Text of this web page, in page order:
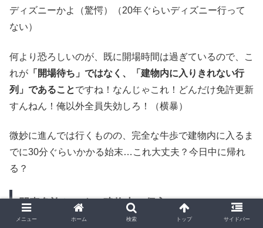
ディズニーかよ（驚愕）（20年ぐらいディズニー行って
ない）
何より恐ろしいのが、既に開場時間は過ぎているので、こ
れが 「開場待ち」ではなく、「建物内に入りきれない行
列」であることですね！なんじゃこれ！どんだけ免許更新
すんねん！俺以外全員失効しろ！（横暴）
微妙に進んでは行くものの、完全な牛歩で建物内に入るま
でに30分ぐらいかかる始末…これ大丈夫？今日中に帰れ
る？
門真免許センター建物内へ侵入
メニュー ホーム 検索 トップ サイドバー